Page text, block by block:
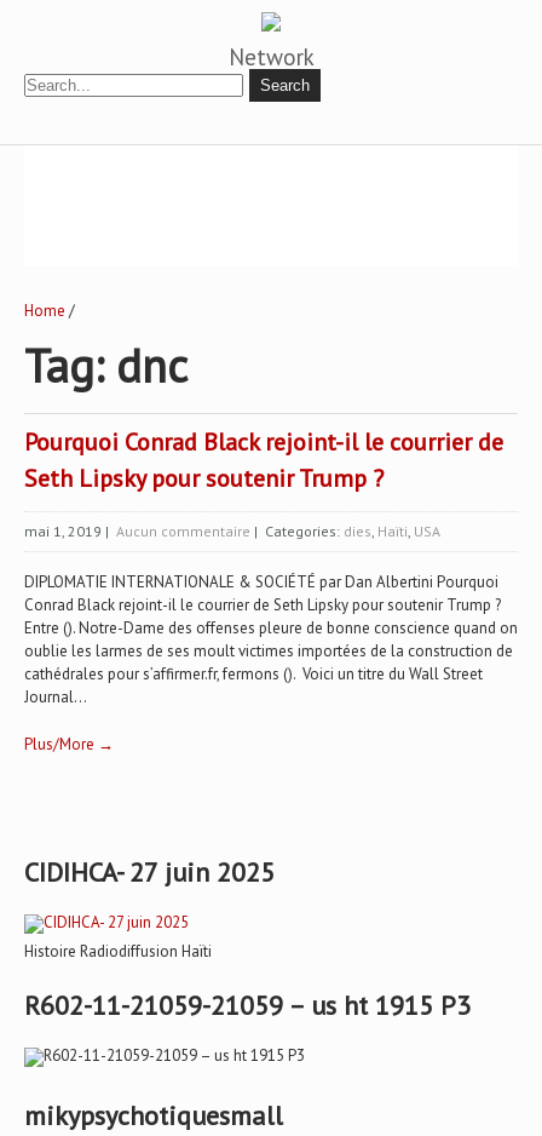
Network
Home /
Tag: dnc
Pourquoi Conrad Black rejoint-il le courrier de
Seth Lipsky pour soutenir Trump ?
mai 1, 2019 | Aucun commentaire | Categories: dies, Haïti, USA
DIPLOMATIE INTERNATIONALE & SOCIÉTÉ par Dan Albertini Pourquoi
Conrad Black rejoint-il le courrier de Seth Lipsky pour soutenir Trump ?
Entre (). Notre-Dame des offenses pleure de bonne conscience quand on
oublie les larmes de ses moult victimes importées de la construction de
cathédrales pour s’affirmer.fr, fermons (). Voici un titre du Wall Street
Journal...
Plus/More →
CIDIHCA- 27 juin 2025
Histoire Radiodiffusion Haïti
R602-11-21059-21059 – us ht 1915 P3
mikypsychotiquesmall